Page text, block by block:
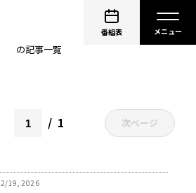
番組表
の記事一覧
1 次ページ
2/19, 2026